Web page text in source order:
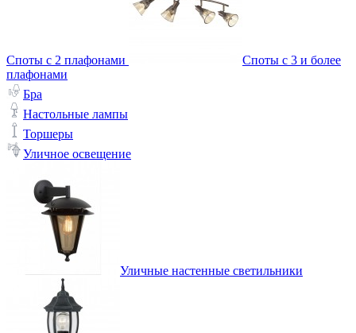
Споты с 2 плафонами
Споты с 3 и более
плафонами
Бра
Настольные лампы
Торшеры
Уличное освещение
Уличные настенные светильники